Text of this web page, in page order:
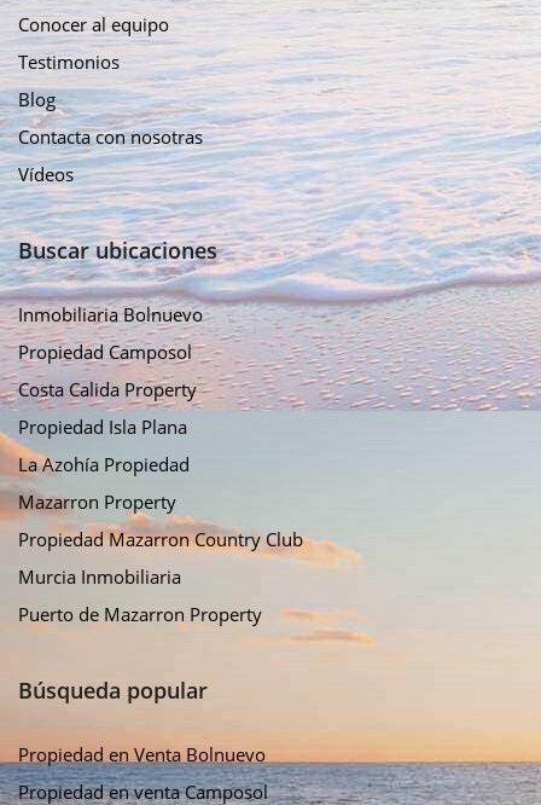
Conocer al equipo
Testimonios
Blog
Contacta con nosotras
Vídeos
Buscar ubicaciones
Inmobiliaria Bolnuevo
Propiedad Camposol
Costa Calida Property
Propiedad Isla Plana
La Azohía Propiedad
Mazarron Property
Propiedad Mazarron Country Club
Murcia Inmobiliaria
Puerto de Mazarron Property
Búsqueda popular
Propiedad en Venta Bolnuevo
Propiedad en venta Camposol